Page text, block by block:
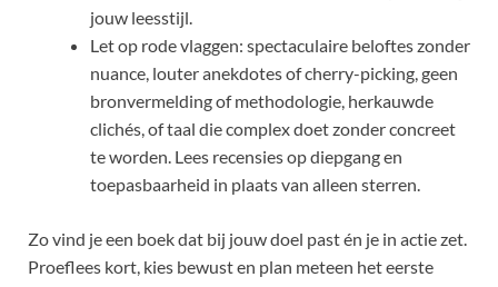
jouw leesstijl.
Let op rode vlaggen: spectaculaire beloftes zonder
nuance, louter anekdotes of cherry-picking, geen
bronvermelding of methodologie, herkauwde
clichés, of taal die complex doet zonder concreet
te worden. Lees recensies op diepgang en
toepasbaarheid in plaats van alleen sterren.
Zo vind je een boek dat bij jouw doel past én je in actie zet.
Proeflees kort, kies bewust en plan meteen het eerste